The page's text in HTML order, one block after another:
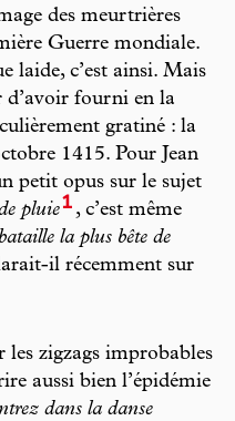
des meurtrières
Guerre mondiale.
laide, c’est ainsi. Mais
d’avoir fourni en la
gratiné : la
1415. Pour Jean
petit opus sur le sujet
pluie1 , c’est même
la plus bête de
il récemment sur
zigzags improbables
aussi bien l’épidémie
dans la danse